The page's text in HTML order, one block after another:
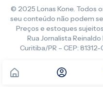
© 2025 Lonas Kone. Todos
seu conteúdo não podem
Preços e estoques
Rua Jornalista
Curitiba/PR – CEP: